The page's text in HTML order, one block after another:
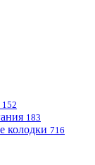
152
183
колодки 716